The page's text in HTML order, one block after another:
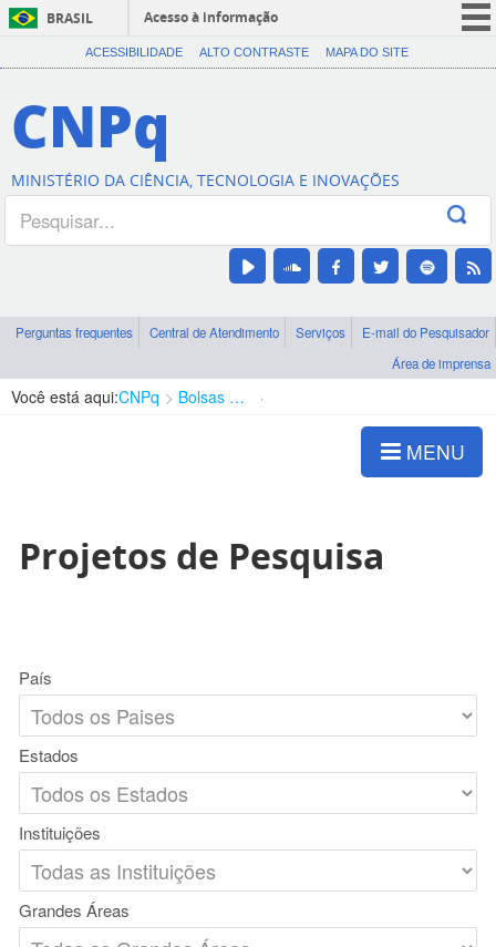
BRASIL
Acesso à informação
CORONAVÍRUS (COVID-19)
Canais
ACESSIBILIDADE ALTO CONTRASTE MAPA DO SITE
CNPq
MINISTÉRIO DA CIÊNCIA, TECNOLOGIA E INOVAÇÕES
Perguntas frequentes Central de Atendimento Serviços
E-mail do Pesquisador
Área de imprensa
Você está aqui:CNPq Bolsas e Auxílios Vigentes
MENU
Projetos de Pesquisa
País
Estados
Instituições
Grandes Áreas